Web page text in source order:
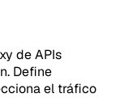
de APIs
Define
el tráfico